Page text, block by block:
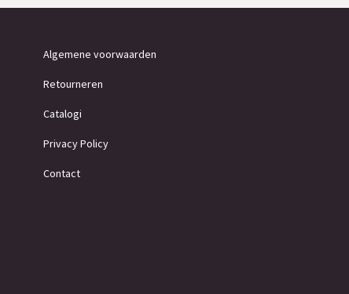
Algemene voorwaarden
Retourneren
Catalogi
Privacy Policy
Contact